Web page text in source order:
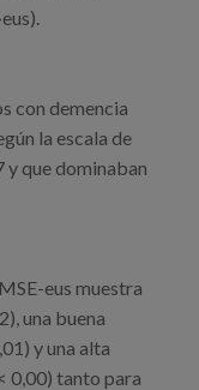
con demencia
la escala de
que dominaban
eus muestra
una buena
y una alta
0,00) tanto para